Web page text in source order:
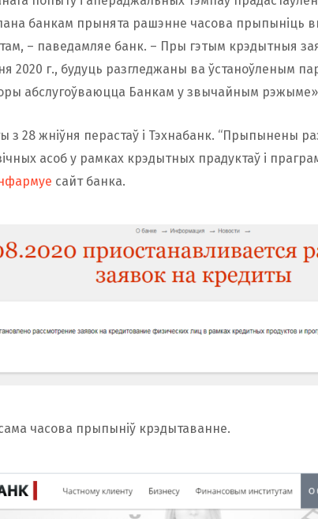
банкам прынята рашэнне часова прыпыніць
– паведамляе банк. – Пры гэтым крэдытныя
2020 г., будуць разгледжаны ва ўстаноўленым
абслугоўваюцца Банкам у звычайным
з 28 жніўня перастаў і Тэхнабанк. “Прыпынены
асоб у рамках крэдытных прадуктаў і
сайт банка.
часова прыпыніў крэдытаванне.